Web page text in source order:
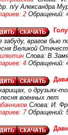
п/у Александра
2 Обращений:
забуду, врагов бью
Великой
Слова:
4 Обращений:
о друзьях-
военных лет
Слова: И.
7 Обращений: